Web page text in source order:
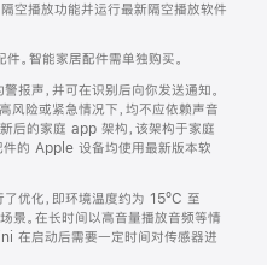
空播放功能并运行最新隔空播放软件
智能家居配件需单独购买。
报声，并可在识别后向你发送通知。
风险或紧急情况下，均不应依赖声音
后的家庭 app 架构，该架构于家庭
件的 Apple 设备均使用最新版本软
优化，即环境温度约为 15ºC 至
。在长时间以高音量播放音频等情
在启动后需要一定时间对传感器进